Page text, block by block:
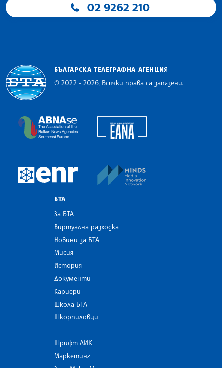
02 9262 210
БЪЛГАРСКА ТЕЛЕГРАФНА АГЕНЦИЯ
© 2022 - 2026, Всички права са запазени.
The Assocoation of the Balkan News Agencies
European Newsroom
БТА
За БТА
Виртуална разходка
Новини за БТА
Мисия
История
Документи
Кариери
Школа БТА
Шкорпиловци
Шрифт ЛИК
Маркетинг